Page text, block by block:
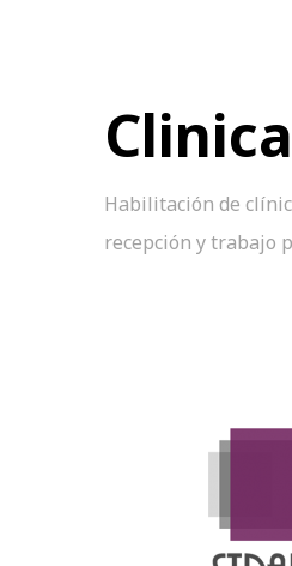
Habilitación de
recepción y trabajo